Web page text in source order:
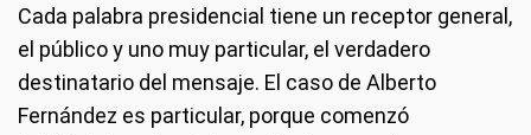
Cada palabra presidencial tiene un receptor general,
el público y uno muy particular, el verdadero
destinatario del mensaje. El caso de Alberto
Fernández es particular, porque comenzó